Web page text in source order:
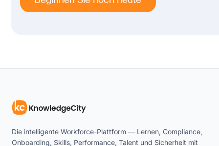
Die intelligente Workforce-Plattform — Lernen, Compliance,
Onboarding, Skills, Performance, Talent und Sicherheit mit